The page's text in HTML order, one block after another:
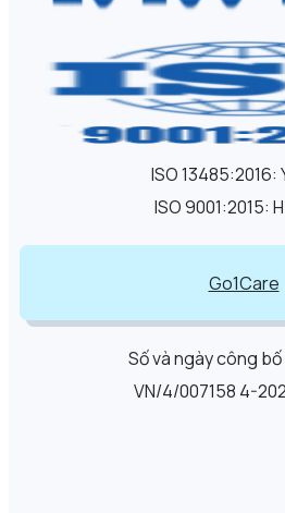
ISO 13485:2016:
ISO 9001:2015:
Go1Care
Số và ngày công bố
VN/4/007158 4-